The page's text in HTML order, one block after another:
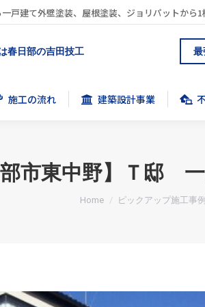
戸建て外壁塗装、屋根塗装、ジョリパットから
春日部の吉田技工 最
施工の流れ 建築設計事業
部市東中野】Ｔ邸
You are here:
Home ピックアップ施工事例
施工の流れ 建築設計事業